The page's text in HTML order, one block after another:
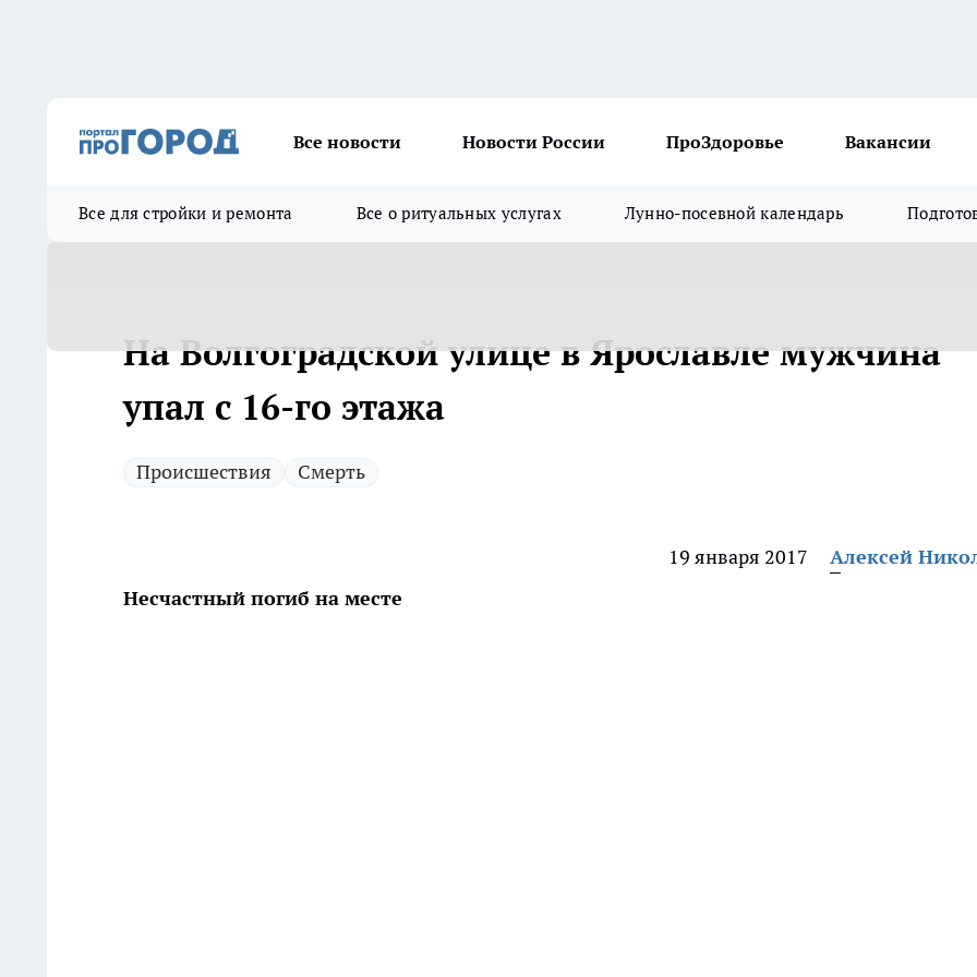
Все новости Новости России ПроЗдоровье Вакансии
Все для стройки и ремонта Все о ритуальных услугах Лунно-посевной календарь
На Волгоградской улице в Ярославле мужчина
упал с 16-го этажа
Происшествия Смерть
19 января 2017
Алексей
Несчастный погиб на месте